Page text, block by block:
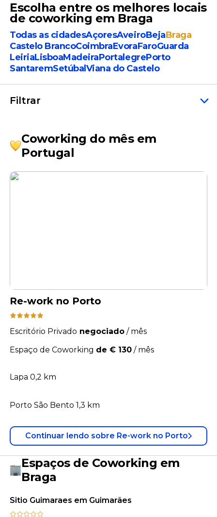
Escolha entre os melhores locais
de coworking em Braga
Todas as cidadesAçoresAveiroBejaBraga
Castelo BrancoCoimbraEvoraFaroGuarda
LeiriaLisboaMadeiraPortalegrePorto
SantaremSetúbal Viana do Castelo
Filtrar
Coworking do mês em
Portugal
Re-work no Porto
Escritório Privado negociado / mês
Espaço de Coworking de € 130 / mês
Lapa 0,2 km
Porto São Bento 1,3 km
Continuar lendo sobre Re-work no Porto
Espaços de Coworking em
Braga
Sitio Guimaraes em Guimarães